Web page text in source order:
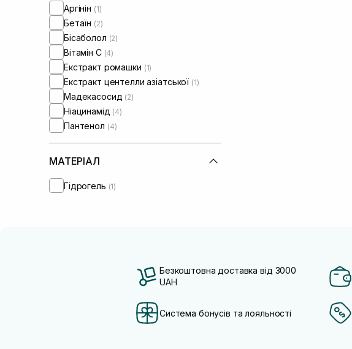
Від синців під очима
Аргінін (1)
Бетаїн (2)
Бісаболол (2)
Вітамін C (4)
Екстракт ромашки (1)
Екстракт центелли азіатської (1)
Мадекасосид (2)
Ніацинамід (4)
Пантенол (4)
МАТЕРІАЛ
Гідрогель (1)
Безкоштовна доставка від 3000
UAH
Система бонусів та лояльності